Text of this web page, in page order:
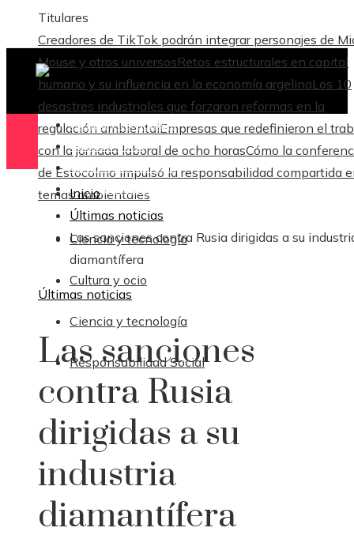
Titulares
Creadores de TikTok podrán integrar personajes de
Mouse y otros universosRetos estructurales en capital
humano y su influencia en la economía argelinaLos 10
desastres industriales que forzaron reformas en la
regulación ambientalEmpresas que redefinieron el
con la jornada laboral de ocho horasCómo la
de Estocolmo impulsó la responsabilidad compartida
temas ambientales
Ciencia y tecnología
Cultura y ocio
Ciencia y tecnología
Responsabilidad Social
Ciencia y tecnología
Cultura y ocio
Ciencia y tecnología
Responsabilidad Social
Inicio
Últimas noticias
Las sanciones contra Rusia dirigidas a su
diamantífera
Últimas noticias
Las sanciones
contra Rusia
dirigidas a su
industria
diamantífera